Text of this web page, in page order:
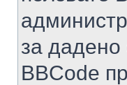
за
BBCode